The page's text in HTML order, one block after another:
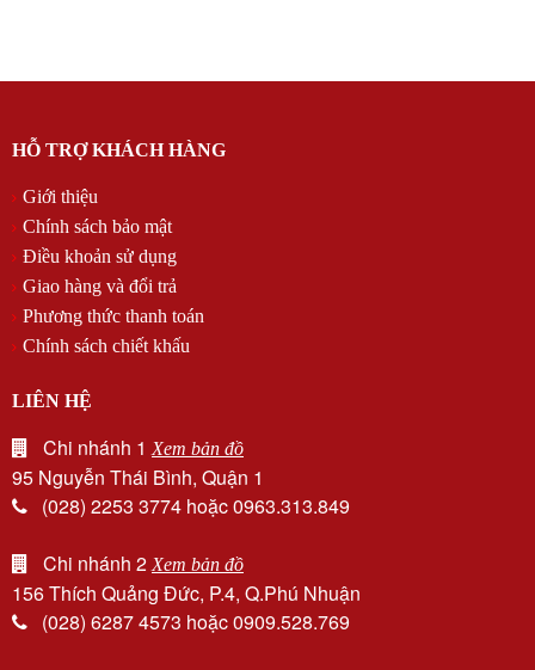
HỖ TRỢ KHÁCH HÀNG
Giới thiệu
Chính sách bảo mật
Điều khoản sử dụng
Giao hàng và đổi trả
Phương thức thanh toán
Chính sách chiết khấu
LIÊN HỆ
Chi nhánh 1Xem bản đồ
95 Nguyễn Thái Bình, Quận 1
(028) 2253 3774 hoặc 0963.313.849
Chi nhánh 2Xem bản đồ
156 Thích Quảng Đức, P.4, Q.Phú Nhuận
(028) 6287 4573 hoặc 0909.528.769